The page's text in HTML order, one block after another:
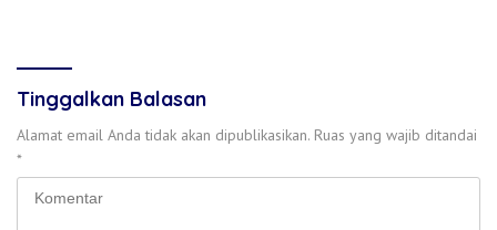
Tinggalkan Balasan
Alamat email Anda tidak akan dipublikasikan. Ruas yang wajib ditandai
*